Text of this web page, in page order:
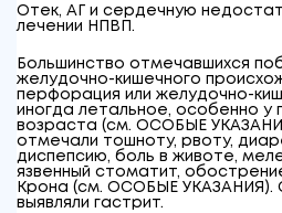
Отек, АГ и сердечную
лечении НПВП.
Большинство отмечавшихся
желудочно-кишечного
перфорация или желудочно-
иногда летальное, особенно у
возраста (см. ОСОБЫЕ
отмечали тошноту, рвоту,
диспепсию, боль в животе,
язвенный стоматит,
Крона (см. ОСОБЫЕ УКАЗАНИЯ).
выявляли гастрит.